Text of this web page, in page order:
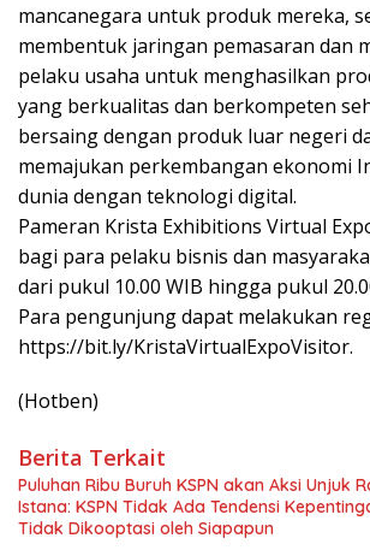
mancanegara untuk produk mereka,
membentuk jaringan pemasaran dan
pelaku usaha untuk menghasilkan
yang berkualitas dan berkompeten
bersaing dengan produk luar negeri
memajukan perkembangan ekonomi
dunia dengan teknologi digital.
Pameran Krista Exhibitions Virtual
bagi para pelaku bisnis dan
dari pukul 10.00 WIB hingga pukul
Para pengunjung dapat melakukan
https://bit.ly/KristaVirtualExpoVisitor.
(Hotben)
Berita Terkait
Puluhan Ribu Buruh KSPN akan Aksi Unjuk
Istana: KSPN Tidak Ada Tendensi
Tidak Dikooptasi oleh Siapapun